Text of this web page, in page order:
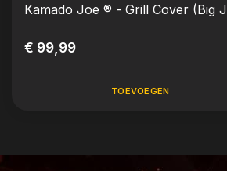
Kamado Joe ® - Grill Cover (Big
€ 99,99
TOEVOEGEN